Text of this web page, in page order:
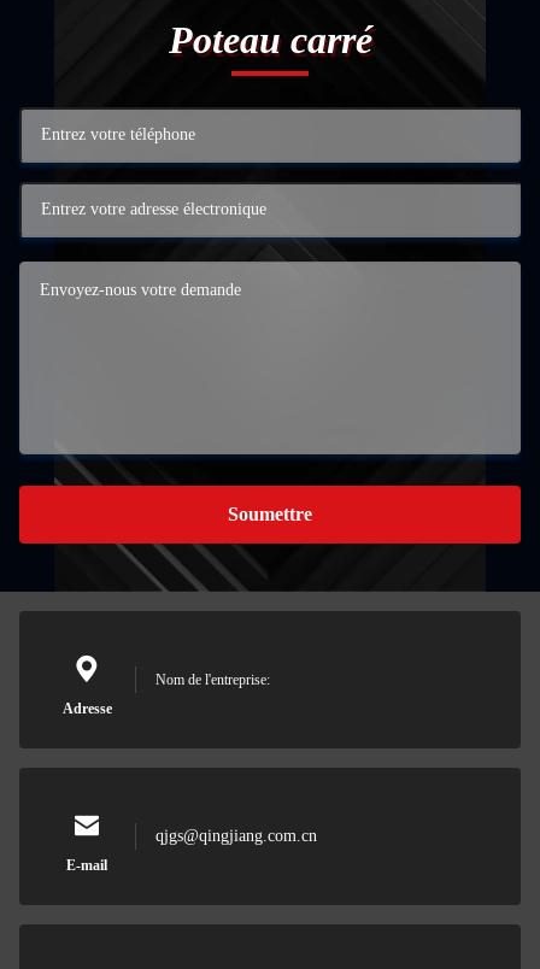
Poteau carré
Soumettre
Adresse
Nom de l'entreprise:
E-mail
qjgs@qingjiang.com.cn